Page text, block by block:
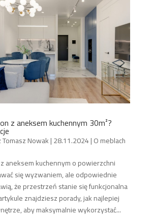
z aneksem kuchennym 30m²?
Tomasz Nowak|28.11.2024|O meblach
aneksem kuchennym o powierzchni
się wyzwaniem, ale odpowiednie
że przestrzeń stanie się funkcjonalna
znajdziesz porady, jak najlepiej
aby maksymalnie wykorzystać...